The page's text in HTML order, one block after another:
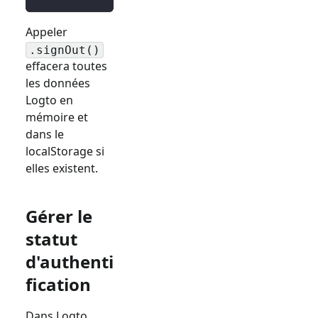
Appeler
.signOut()
effacera toutes
les données
Logto en
mémoire et
dans le
localStorage si
elles existent.
Gérer le
statut
d'authenti
fication